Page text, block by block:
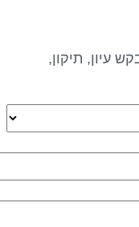
עיון, תיקון,